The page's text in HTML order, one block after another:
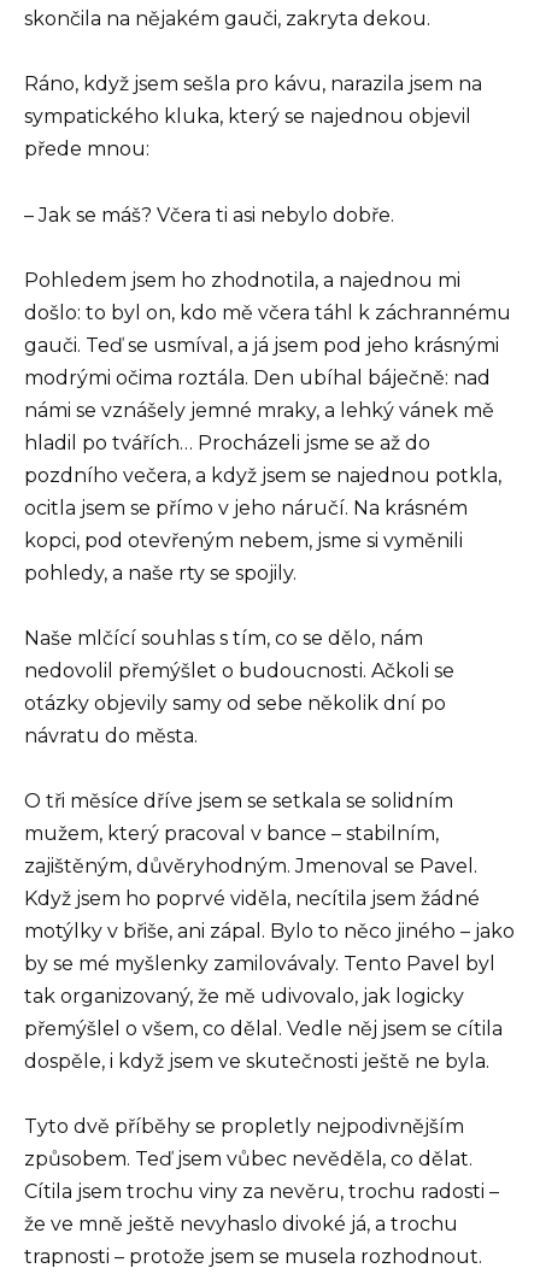
skončila na nějakém gauči, zakryta dekou.
Ráno, když jsem sešla pro kávu, narazila jsem na
sympatického kluka, který se najednou objevil
přede mnou:
– Jak se máš? Včera ti asi nebylo dobře.
Pohledem jsem ho zhodnotila, a najednou mi
došlo: to byl on, kdo mě včera táhl k záchrannému
gauči. Teď se usmíval, a já jsem pod jeho krásnými
modrými očima roztála. Den ubíhal báječně: nad
námi se vznášely jemné mraky, a lehký vánek mě
hladil po tvářích… Procházeli jsme se až do
pozdního večera, a když jsem se najednou potkla,
ocitla jsem se přímo v jeho náručí. Na krásném
kopci, pod otevřeným nebem, jsme si vyměnili
pohledy, a naše rty se spojily.
Naše mlčící souhlas s tím, co se dělo, nám
nedovolil přemýšlet o budoucnosti. Ačkoli se
otázky objevily samy od sebe několik dní po
návratu do města.
O tři měsíce dříve jsem se setkala se solidním
mužem, který pracoval v bance – stabilním,
zajištěným, důvěryhodným. Jmenoval se Pavel.
Když jsem ho poprvé viděla, necítila jsem žádné
motýlky v břiše, ani zápal. Bylo to něco jiného – jako
by se mé myšlenky zamilovávaly. Tento Pavel byl
tak organizovaný, že mě udivovalo, jak logicky
přemýšlel o všem, co dělal. Vedle něj jsem se cítila
dospěle, i když jsem ve skutečnosti ještě ne byla.
Tyto dvě příběhy se propletly nejpodivnějším
způsobem. Teď jsem vůbec nevěděla, co dělat.
Cítila jsem trochu viny za nevěru, trochu radosti –
že ve mně ještě nevyhaslo divoké já, a trochu
trapnosti – protože jsem se musela rozhodnout.